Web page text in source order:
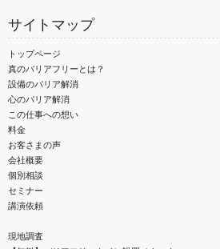
サイトマップ
トップページ
真のバリアフリーとは？
設備のバリア解消
心のバリア解消
この仕事への想い
料金
お客さまの声
会社概要
個別相談
セミナー
講演依頼
現地調査